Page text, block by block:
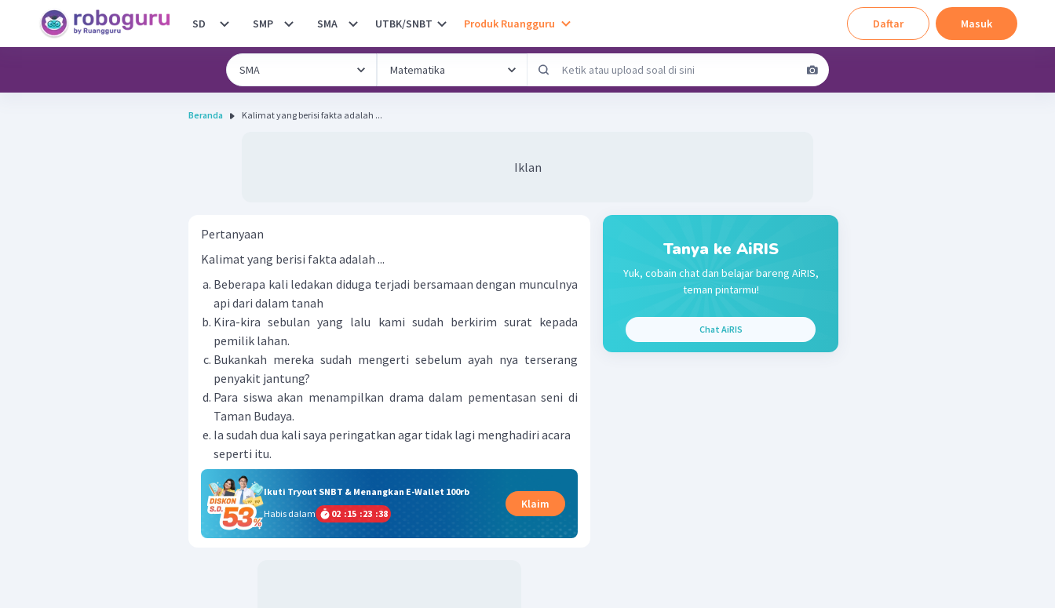
SD SMP SMA UTBK/SNBT Produk Ruangguru Daftar Masuk
Beranda Kalimat yang berisi fakta adalah ...
Iklan
Pertanyaan
Kalimat yang berisi fakta adalah ...
Beberapa kali ledakan diduga terjadi bersamaan dengan munculnya
api dari dalam tanah
Kira-kira sebulan yang lalu kami sudah berkirim surat kepada
pemilik lahan.
Bukankah mereka sudah mengerti sebelum ayah nya terserang
penyakit jantung?
Para siswa akan menampilkan drama dalam pementasan seni di
Taman Budaya.
Ia sudah dua kali saya peringatkan agar tidak lagi menghadiri acara
seperti itu.
Ikuti Tryout SNBT & Menangkan E-Wallet 100rb
Habis dalam
02 :15 :23 :38
Klaim
Tanya ke AiRIS
Yuk, cobain chat dan belajar bareng AiRIS,
teman pintarmu!
Chat AiRIS